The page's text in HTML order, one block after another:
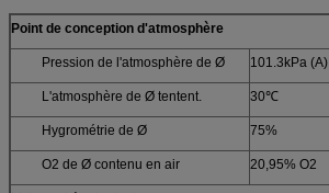
Point de conception d'atmosphère
Pression de l'atmosphère de Ø 101.3kPa (A)
L'atmosphère de Ø tentent. 30℃
Hygrométrie de Ø 75%
O2 de Ø contenu en air 20,95% O2